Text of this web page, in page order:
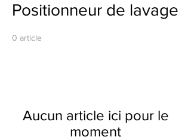
Positionneur de lavage
0 article
Aucun article ici pour le
moment